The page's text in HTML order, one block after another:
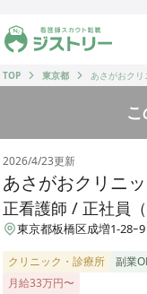
ジストリー 看護師の
TOP
東京都 あさがおク
2026/4/23更新
あさがおクリニ
正看護師 / 正社員（
東京都板橋区成増1-28
クリニック・診療所 副業
月給33万円〜